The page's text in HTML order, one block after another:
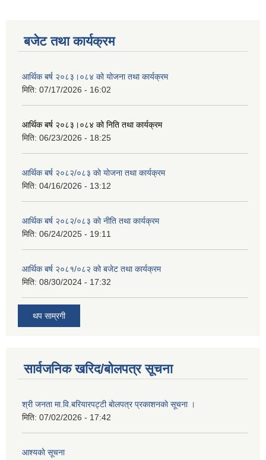
बजेट तथा कार्यक्रम
आर्थिक बर्ष २०८३।०८४ को योजना तथा कार्यक्रम
मिति: 07/17/2026 - 16:02
आर्थिक बर्ष २०८३।०८४ को निति तथा कार्यक्रम
मिति: 06/23/2026 - 18:25
आर्थिक बर्ष २०८२/०८३ काे याेजना तथा कार्यक्रम
मिति: 04/16/2026 - 13:12
आर्थिक बर्ष २०८२/०८३ काे नीति तथा कार्यक्रम
मिति: 06/24/2025 - 19:11
आर्थिक बर्ष २०८१/०८२ को बजेट तथा कार्यक्रम
मिति: 08/30/2024 - 17:32
थप साम्रगी
सार्वजनिक खरिद/बोलपत्र सूचना
श्री जनता मा.वि.बरियारपट्टी बाेलपत्र प्रकाशनकाे सूचना ।
मिति: 07/02/2026 - 17:42
आश्यकाे सूचना